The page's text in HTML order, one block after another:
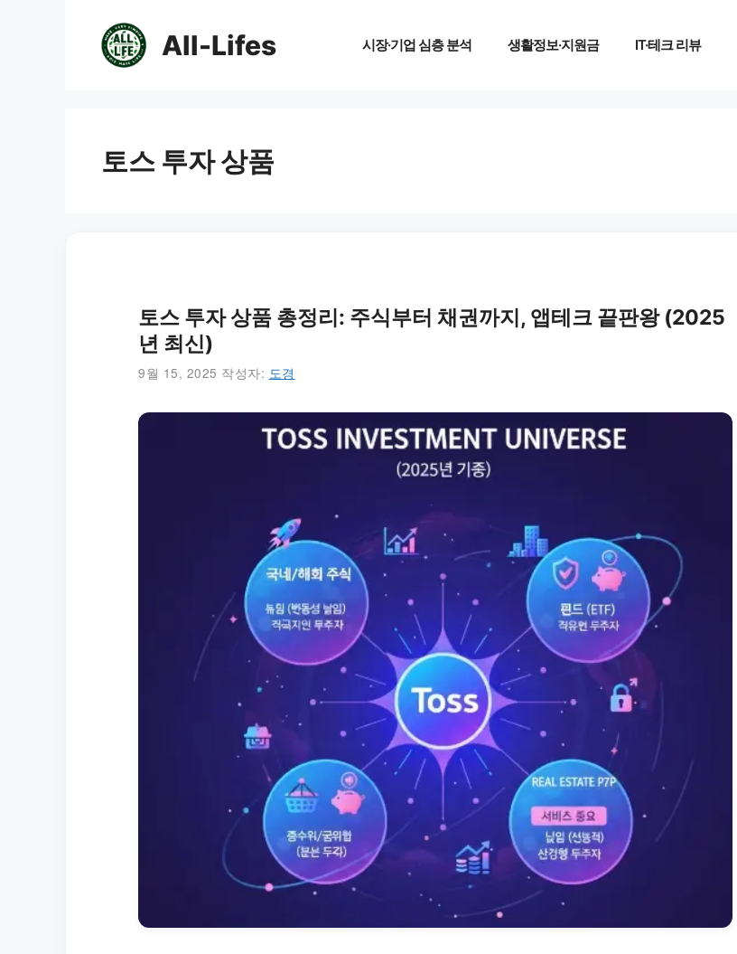
All-Lifes 시장·기업 심층 분석 생활정보·지원금 IT·테크 리뷰
토스 투자 상품
토스 투자 상품 총정리: 주식부터 채권까지, 앱테크 끝판왕 (2025
년 최신)
9월 15, 2025 작성자: 도경